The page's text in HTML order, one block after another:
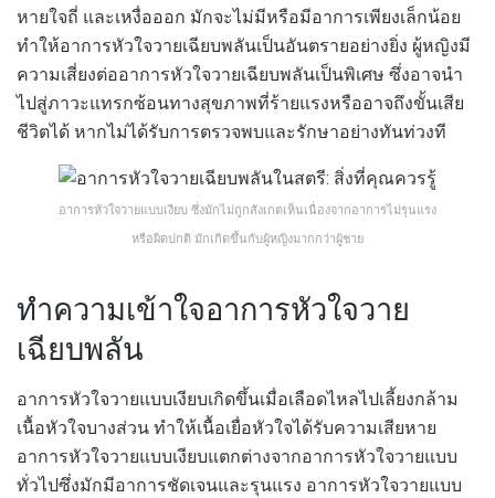
หายใจถี่ และเหงื่อออก มักจะไม่มีหรือมีอาการเพียงเล็กน้อย
ทำให้อาการหัวใจวายเฉียบพลันเป็นอันตรายอย่างยิ่ง ผู้หญิงมี
ความเสี่ยงต่ออาการหัวใจวายเฉียบพลันเป็นพิเศษ ซึ่งอาจนำ
ไปสู่ภาวะแทรกซ้อนทางสุขภาพที่ร้ายแรงหรืออาจถึงขั้นเสีย
ชีวิตได้ หากไม่ได้รับการตรวจพบและรักษาอย่างทันท่วงที
อาการหัวใจวายแบบเงียบ ซึ่งมักไม่ถูกสังเกตเห็นเนื่องจากอาการไม่รุนแรง
หรือผิดปกติ มักเกิดขึ้นกับผู้หญิงมากกว่าผู้ชาย
ทำความเข้าใจอาการหัวใจวาย
เฉียบพลัน
อาการหัวใจวายแบบเงียบเกิดขึ้นเมื่อเลือดไหลไปเลี้ยงกล้าม
เนื้อหัวใจบางส่วน ทำให้เนื้อเยื่อหัวใจได้รับความเสียหาย
อาการหัวใจวายแบบเงียบแตกต่างจากอาการหัวใจวายแบบ
ทั่วไปซึ่งมักมีอาการชัดเจนและรุนแรง อาการหัวใจวายแบบ